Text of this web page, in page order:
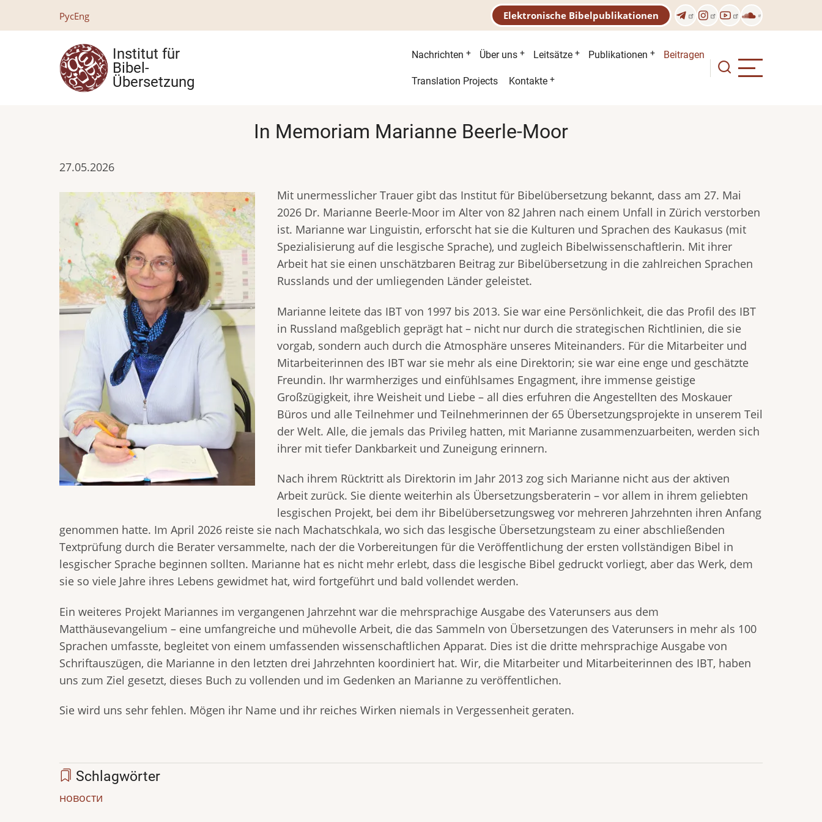
РусEng Elektronische Bibelpublikationen
Institut für
Bibel-
Übersetzung
Hauptnavigation
Nachrichten Über uns Leitsätze Publikationen Beitragen
Second
Translation Projects Kontakte
In Memoriam Marianne Beerle-Moor
27.05.2026
Mit unermesslicher Trauer gibt das Institut für Bibelübersetzung bekannt, dass am 27. Mai
2026 Dr. Marianne Beerle-Moor im Alter von 82 Jahren nach einem Unfall in Zürich verstorben
ist. Marianne war Linguistin, erforscht hat sie die Kulturen und Sprachen des Kaukasus (mit
Spezialisierung auf die lesgische Sprache), und zugleich Bibelwissenschaftlerin. Mit ihrer
Arbeit hat sie einen unschätzbaren Beitrag zur Bibelübersetzung in die zahlreichen Sprachen
Russlands und der umliegenden Länder geleistet.
Marianne leitete das IBT von 1997 bis 2013. Sie war eine Persönlichkeit, die das Profil des IBT
in Russland maßgeblich geprägt hat – nicht nur durch die strategischen Richtlinien, die sie
vorgab, sondern auch durch die Atmosphäre unseres Miteinanders. Für die Mitarbeiter und
Mitarbeiterinnen des IBT war sie mehr als eine Direktorin; sie war eine enge und geschätzte
Freundin. Ihr warmherziges und einfühlsames Engagment, ihre immense geistige
Großzügigkeit, ihre Weisheit und Liebe – all dies erfuhren die Angestellten des Moskauer
Büros und alle Teilnehmer und Teilnehmerinnen der 65 Übersetzungsprojekte in unserem Teil
der Welt. Alle, die jemals das Privileg hatten, mit Marianne zusammenzuarbeiten, werden sich
ihrer mit tiefer Dankbarkeit und Zuneigung erinnern.
Nach ihrem Rücktritt als Direktorin im Jahr 2013 zog sich Marianne nicht aus der aktiven
Arbeit zurück. Sie diente weiterhin als Übersetzungsberaterin – vor allem in ihrem geliebten
lesgischen Projekt, bei dem ihr Bibelübersetzungsweg vor mehreren Jahrzehnten ihren Anfang
genommen hatte. Im April 2026 reiste sie nach Machatschkala, wo sich das lesgische Übersetzungsteam zu einer abschließenden
Textprüfung durch die Berater versammelte, nach der die Vorbereitungen für die Veröffentlichung der ersten vollständigen Bibel in
lesgischer Sprache beginnen sollten. Marianne hat es nicht mehr erlebt, dass die lesgische Bibel gedruckt vorliegt, aber das Werk, dem
sie so viele Jahre ihres Lebens gewidmet hat, wird fortgeführt und bald vollendet werden.
Ein weiteres Projekt Mariannes im vergangenen Jahrzehnt war die mehrsprachige Ausgabe des Vaterunsers aus dem
Matthäusevangelium – eine umfangreiche und mühevolle Arbeit, die das Sammeln von Übersetzungen des Vaterunsers in mehr als 100
Sprachen umfasste, begleitet von einem umfassenden wissenschaftlichen Apparat. Dies ist die dritte mehrsprachige Ausgabe von
Schriftauszügen, die Marianne in den letzten drei Jahrzehnten koordiniert hat. Wir, die Mitarbeiter und Mitarbeiterinnen des IBT, haben
uns zum Ziel gesetzt, dieses Buch zu vollenden und im Gedenken an Marianne zu veröffentlichen.
Sie wird uns sehr fehlen. Mögen ihr Name und ihr reiches Wirken niemals in Vergessenheit geraten.
Schlagwörter
новости